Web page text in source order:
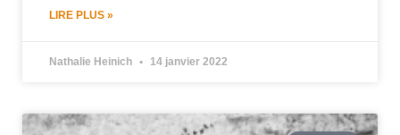
LIRE PLUS »
Nathalie Heinich 14 janvier 2022